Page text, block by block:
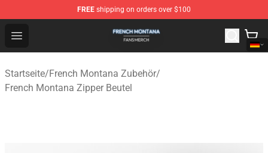
FREE shipping on orders over $100
Open menu
French Montana Shop - Official French Montana
Startseite/French Montana Zubehör/
French Montana Zipper Beutel